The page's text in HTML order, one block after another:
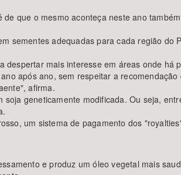
que o mesmo aconteça neste ano
sementes adequadas para cada região do
despertar mais interesse em áreas onde há
após ano, sem respeitar a recomendação
afirma.
geneticamente modificada. Ou seja,
um sistema de pagamento dos
e produz um óleo vegetal mais